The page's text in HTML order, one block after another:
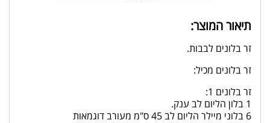
תיאור המוצר:
זר בלונים לבבות.
זר בלונים מכיל:
זר בלונים 1:
1 בלון הליום לב ענק.
6 בלוני מיילר הליום לב 45 ס"מ מעורב דוגמאות